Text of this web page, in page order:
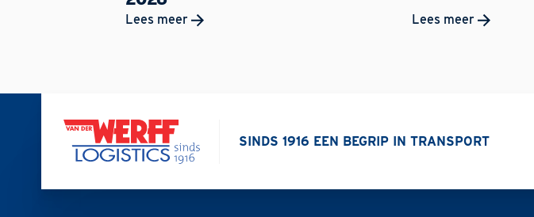
Lees meer Lees meer
SINDS 1916 EEN BEGRIP IN TRANSPORT